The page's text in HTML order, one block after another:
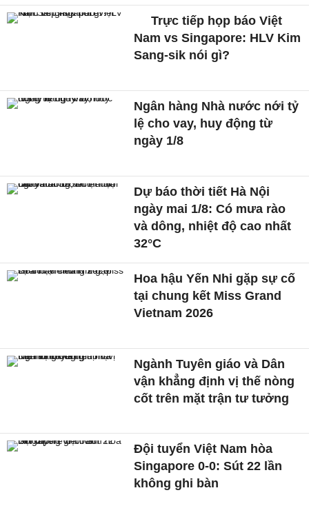
Trực tiếp họp báo Việt
Nam vs Singapore: HLV Kim
Sang-sik nói gì?
Ngân hàng Nhà nước nới tỷ
lệ cho vay, huy động từ
ngày 1/8
Dự báo thời tiết Hà Nội
ngày mai 1/8: Có mưa rào
và dông, nhiệt độ cao nhất
32°C
Hoa hậu Yến Nhi gặp sự cố
tại chung kết Miss Grand
Vietnam 2026
Ngành Tuyên giáo và Dân
vận khẳng định vị thế nòng
cốt trên mặt trận tư tưởng
Đội tuyển Việt Nam hòa
Singapore 0-0: Sút 22 lần
không ghi bàn